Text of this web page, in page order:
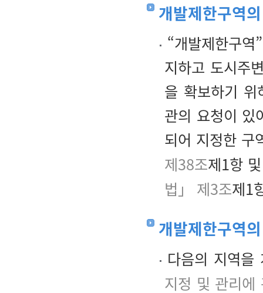
개발제한구역
“개발제한구
지하고 도시주
을 확보하기 위
관의 요청이 있
되어 지정한 구
제38조제1항
법」 제3조제1
개발제한구역
다음의 지역을
지정 및 관리에